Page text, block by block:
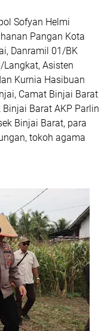
Sofyan Helmi
Pangan Kota
Danramil 01/BK
Langkat, Asisten
Kurnia Hasibuan
Camat Binjai Barat
Binjai Barat AKP Parlin
Binjai Barat, para
tokoh agama